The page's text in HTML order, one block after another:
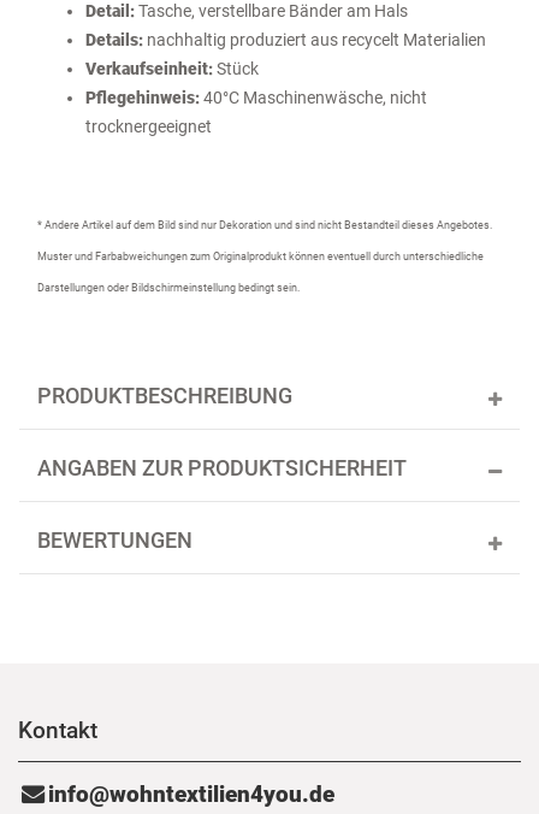
Detail:Tasche, verstellbare Bänder am Hals
Details: nachhaltig produziert aus recycelt Materialien
Verkaufseinheit:Stück
Pflegehinweis:40°C Maschinenwäsche, nicht
trocknergeeignet
* Andere Artikel auf dem Bild sind nur Dekoration und sind nicht Bestandteil dieses Angebotes.
Muster und Farbabweichungen zum Originalprodukt können eventuell durch unterschiedliche
Darstellungen oder Bildschirmeinstellung bedingt sein.
PRODUKTBESCHREIBUNG
ANGABEN ZUR PRODUKTSICHERHEIT
BEWERTUNGEN
Kontakt
info@wohntextilien4you.de